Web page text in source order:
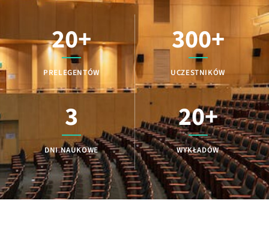
20+
PRELEGENTÓW
300+
UCZESTNIKÓW
3
DNI NAUKOWE
20+
WYKŁADÓW